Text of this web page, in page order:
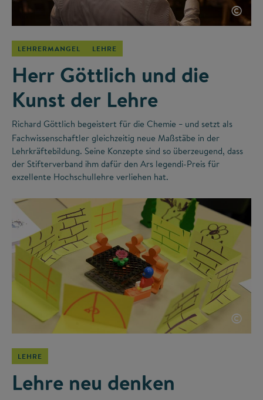
©
LEHRERMANGEL LEHRE
Herr Göttlich und die
Kunst der Lehre
Richard Göttlich begeistert für die Chemie – und setzt als
Fachwissenschaftler gleichzeitig neue Maßstäbe in der
Lehrkräftebildung. Seine Konzepte sind so überzeugend, dass
der Stifterverband ihm dafür den Ars legendi-Preis für
exzellente Hochschullehre verliehen hat.
©
LEHRE
Lehre neu denken